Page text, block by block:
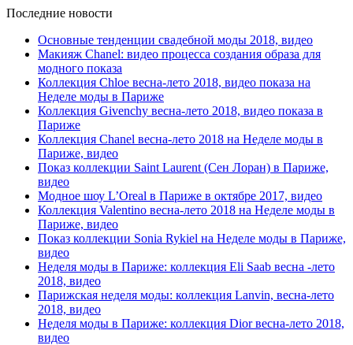
Последние новости
Основные тенденции свадебной моды 2018, видео
Макияж Chanel: видео процесса создания образа для
модного показа
Коллекция Chloe весна-лето 2018, видео показа на
Неделе моды в Париже
Коллекция Givenchy весна-лето 2018, видео показа в
Париже
Коллекция Chanel весна-лето 2018 на Неделе моды в
Париже, видео
Показ коллекции Saint Laurent (Сен Лоран) в Париже,
видео
Модное шоу L’Oreal в Париже в октябре 2017, видео
Коллекция Valentino весна-лето 2018 на Неделе моды в
Париже, видео
Показ коллекции Sonia Rykiel на Неделе моды в Париже,
видео
Неделя моды в Париже: коллекция Eli Saab весна -лето
2018, видео
Парижская неделя моды: коллекция Lanvin, весна-лето
2018, видео
Неделя моды в Париже: коллекция Dior весна-лето 2018,
видео